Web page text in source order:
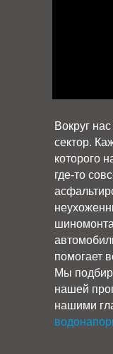
Вокруг
сектор.
которого
где-то
помогает
Мы
нашей
нашими